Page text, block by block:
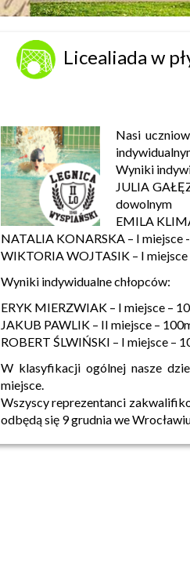
Licealiada w
Nasi
Wyniki
JULIA
dowolnym
EMILA
NATALIA KONARSKA – I miejsce
WIKTORIA WOJTASIK – I
Wyniki indywidualne chłopców:
ERYK MIERZWIAK – I miejsce –
JAKUB PAWLIK – II miejsce –
ROBERT ŚLWIŃSKI – I miejsce –
W klasyfikacji ogólnej nasze
miejsce.
Wszyscy reprezentanci
odbędą się 9 grudnia we